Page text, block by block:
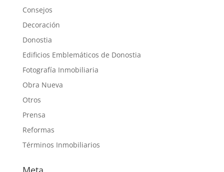
Consejos
Decoración
Donostia
Edificios Emblemáticos de Donostia
Fotografía Inmobiliaria
Obra Nueva
Otros
Prensa
Reformas
Términos Inmobiliarios